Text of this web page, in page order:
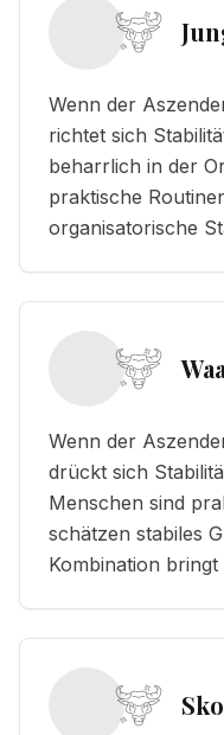
Wenn der
richtet sich
beharrlich in der
praktische
organisatorische
Wenn der
drückt sich
Menschen sind
schätzen stabiles
Kombination